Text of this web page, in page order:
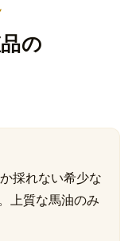
の
採れない希少な
上質な馬油のみ